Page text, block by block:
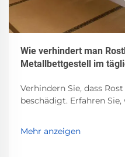
Wie verhindert man
Metallbettgestell im
Verhindern Sie, dass
beschädigt. Erfahren
beschleunigen – und
zur Verhinderung
Mehr anzeigen